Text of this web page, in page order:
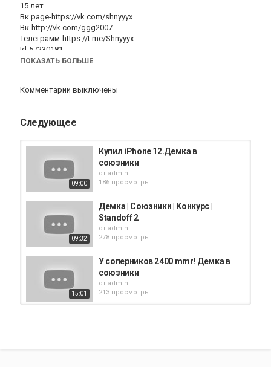
15 лет
Вк page-https://vk.com/shnyyyx
Вк-http://vk.com/ggg2007
Телеграмм-https://t.me/Shnyyyx
Id-57230181
—————————————————
Категория
ПОКАЗАТЬ БОЛЬШЕ
Комментарии выключены
Следующее
09:00
Купил iPhone 12.Демка в
союзники
от admin
186 просмотры
09:32
Демка | Союзники | Конкурс |
Standoff 2
от admin
278 просмотры
15:01
У соперников 2400 mmr! Демка в
союзники
от admin
213 просмотры